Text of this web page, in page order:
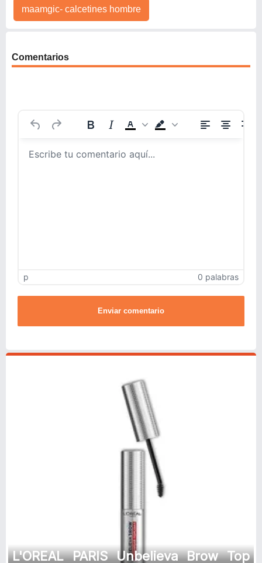
maamgic- calcetines hombre
Comentarios
p 0 palabras
Enviar comentario
L'OREAL PARIS Unbelieva Brow Top